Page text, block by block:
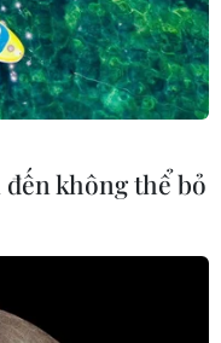
không thể bỏ